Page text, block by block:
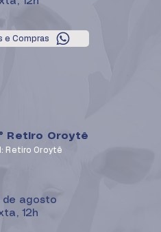
e Compras
Retiro Oroytê
Retiro Oroytê
de agosto
12h